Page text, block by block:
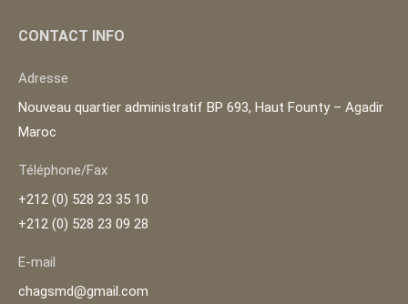
CONTACT INFO
Adresse
Nouveau quartier administratif BP 693, Haut Founty – Agadir
Maroc
Téléphone/Fax
+212 (0) 528 23 35 10
+212 (0) 528 23 09 28
E-mail
chagsmd@gmail.com